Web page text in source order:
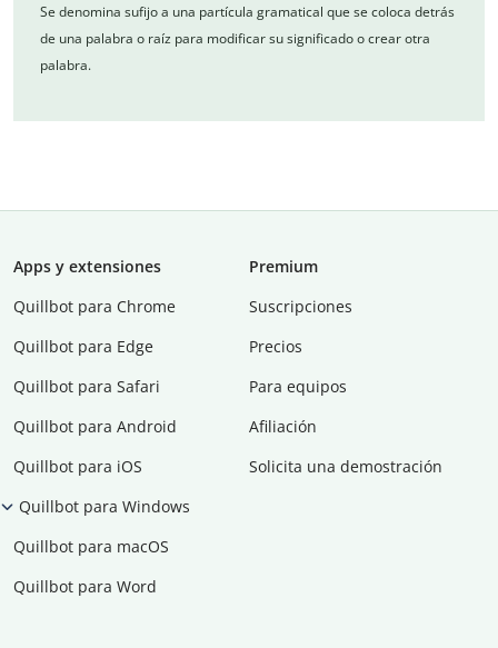
Se denomina sufijo a una partícula gramatical que se coloca detrás
de una palabra o raíz para modificar su significado o crear otra
palabra.
Apps y extensiones
Quillbot para Chrome
Quillbot para Edge
Quillbot para Safari
Quillbot para Android
Quillbot para iOS
Quillbot para Windows
Quillbot para macOS
Quillbot para Word
Premium
Suscripciones
Precios
Para equipos
Afiliación
Solicita una demostración